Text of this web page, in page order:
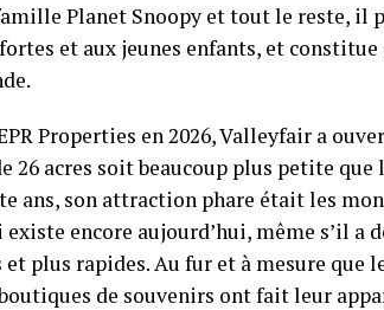
Planet Snoopy et tout le reste, il
et aux jeunes enfants, et
Properties en 2026, Valleyfair a
26 acres soit beaucoup plus petite que
ans, son attraction phare était les
existe encore aujourd’hui, même s’il a
plus rapides. Au fur et à mesure que
de souvenirs ont fait leur